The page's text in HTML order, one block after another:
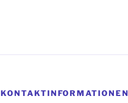
KONTAKTINFORMATIONEN